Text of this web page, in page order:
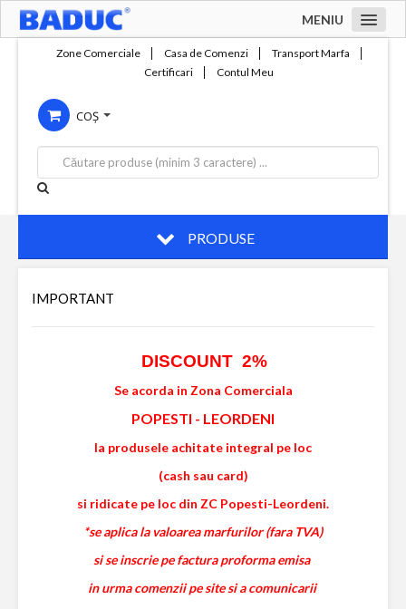
MENIU
Compania
Servicii
Productie
Contact
Zone Comerciale Casa de Comenzi
Transport Marfa
Certificari
Contul Meu
COȘ
PRODUSE
IMPORTANT
DISCOUNT 2%
Se acorda in Zona Comerciala
POPESTI - LEORDENI
la produsele achitate integral pe loc
(cash sau card)
si ridicate pe loc din ZC Popesti-Leordeni.
*se aplica la valoarea marfurilor (fara TVA)
si se inscrie pe factura proforma emisa
in urma comenzii pe site si a comunicarii